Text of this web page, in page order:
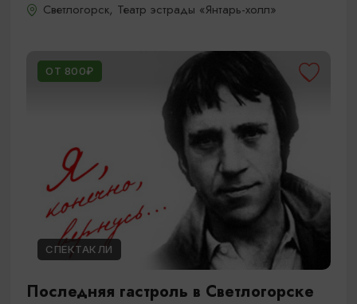
Светлогорск, Театр эстрады «Янтарь-холл»
ОТ 800₽
СПЕКТАКЛИ
Последняя гастроль в Светлогорске